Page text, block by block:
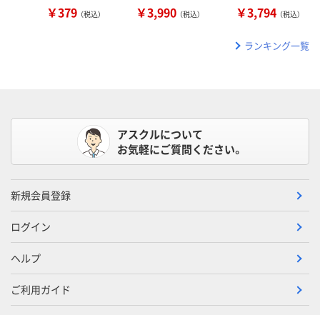
￥379 （税込） ￥3,990 （税込） ￥3,794 （税込）
ランキング一覧
アスクルについて
お気軽にご質問ください。
新規会員登録
ログイン
ヘルプ
ご利用ガイド